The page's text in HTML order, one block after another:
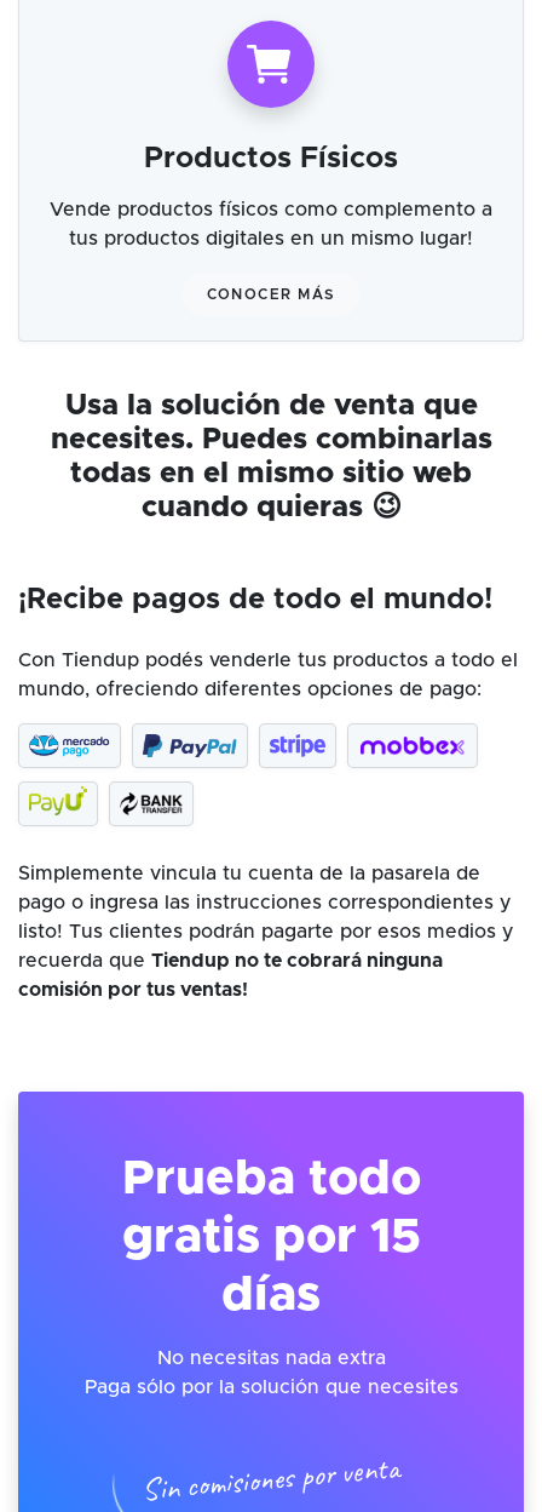
Productos Físicos
Vende productos físicos como complemento a
tus productos digitales en un mismo lugar!
CONOCER MÁS
Usa la solución de venta que
necesites. Puedes combinarlas
todas en el mismo sitio web
cuando quieras 😉
¡Recibe pagos de todo el mundo!
Con Tiendup podés venderle tus productos a todo el
mundo, ofreciendo diferentes opciones de pago:
Simplemente vincula tu cuenta de la pasarela de
pago o ingresa las instrucciones correspondientes y
listo! Tus clientes podrán pagarte por esos medios y
recuerda que Tiendup no te cobrará ninguna
comisión por tus ventas!
Prueba todo
gratis por 15
días
No necesitas nada extra
Paga sólo por la solución que necesites
Sin comisiones por venta